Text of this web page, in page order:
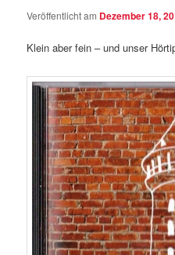
Veröffentlicht am Dezember 18,
Klein aber fein – und unser